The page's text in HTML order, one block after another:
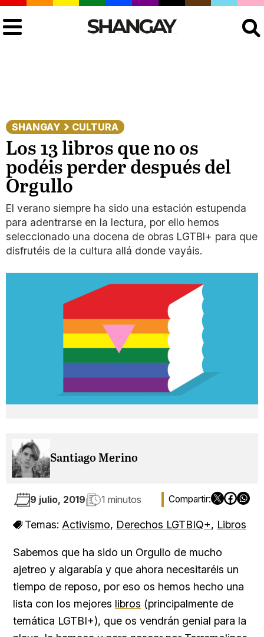
SHANGAY CULTURA
Los 13 libros que no os
podéis perder después del
Orgullo
El verano siempre ha sido una estación estupenda
para adentrarse en la lectura, por ello hemos
seleccionado una docena de obras LGTBI+ para que
disfrutéis de la cultura allá donde vayáis.
Santiago Merino
9 julio, 2019 1 minutos
Temas: Activismo, Derechos LGTBIQ+, Libros
Sabemos que ha sido un Orgullo de mucho
ajetreo y algarabía y que ahora necesitaréis un
tiempo de reposo, por eso os hemos hecho una
lista con los mejores libros (principalmente de
temática LGTBI+), que os vendrán genial para la